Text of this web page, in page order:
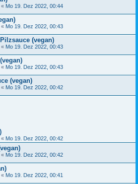
« Mo 19. Dez 2022, 00:44
« Mo 19. Dez 2022, 00:43
(vegan)
« Mo 19. Dez 2022, 00:43
« Mo 19. Dez 2022, 00:43
(vegan)
« Mo 19. Dez 2022, 00:42
« Mo 19. Dez 2022, 00:42
« Mo 19. Dez 2022, 00:42
« Mo 19. Dez 2022, 00:41